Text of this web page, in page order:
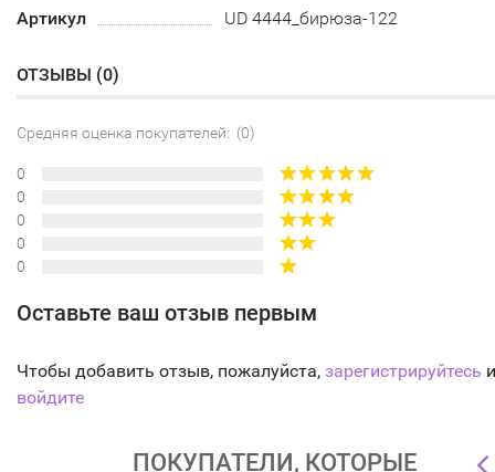
Артикул
UD 4444_бирюза-122
ОТЗЫВЫ (0)
Средняя оценка покупателей: (0)
0
0
0
0
0
Оставьте ваш отзыв первым
Чтобы добавить отзыв, пожалуйста, зарегистрируйтесь
войдите
ПОКУПАТЕЛИ, КОТОРЫЕ